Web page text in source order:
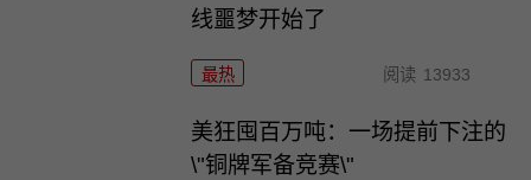
线噩梦开始了
最热 阅读 13933
美狂囤百万吨：一场提前下注的
\"铜牌军备竞赛\"